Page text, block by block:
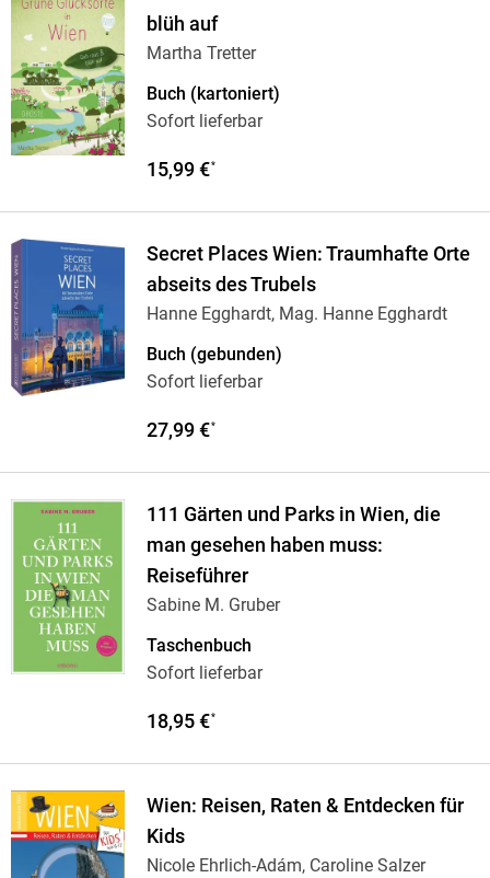
blüh auf
Martha Tretter
Buch (kartoniert)
Sofort lieferbar
15,99 €*
Secret Places Wien: Traumhafte Orte
abseits des Trubels
Hanne Egghardt, Mag. Hanne Egghardt
Buch (gebunden)
Sofort lieferbar
27,99 €*
111 Gärten und Parks in Wien, die
man gesehen haben muss:
Reiseführer
Sabine M. Gruber
Taschenbuch
Sofort lieferbar
18,95 €*
Wien: Reisen, Raten & Entdecken für
Kids
Nicole Ehrlich-Adám, Caroline Salzer